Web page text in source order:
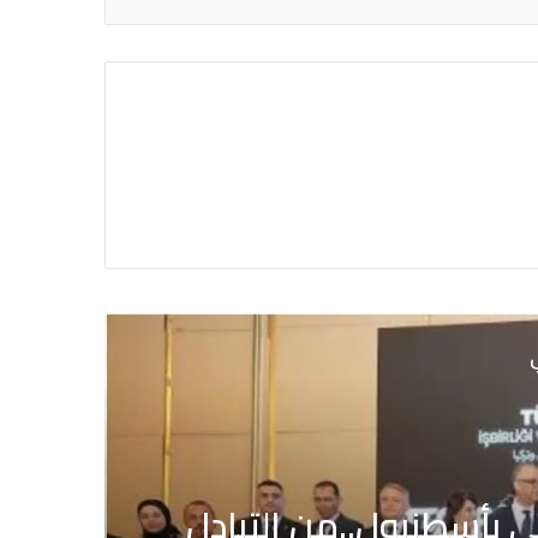
منذ 7 أيام